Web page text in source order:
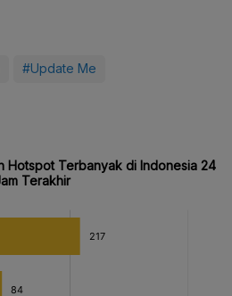
#Update Me